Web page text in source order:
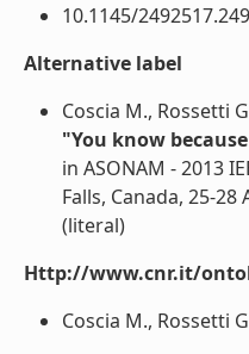
10.1145/
Alternative label
Coscia M., Rossetti
"You know
in ASONAM - 2013
Falls, Canada, 25-28
(literal)
Http://www.cnr.it/
Coscia M., Rossetti